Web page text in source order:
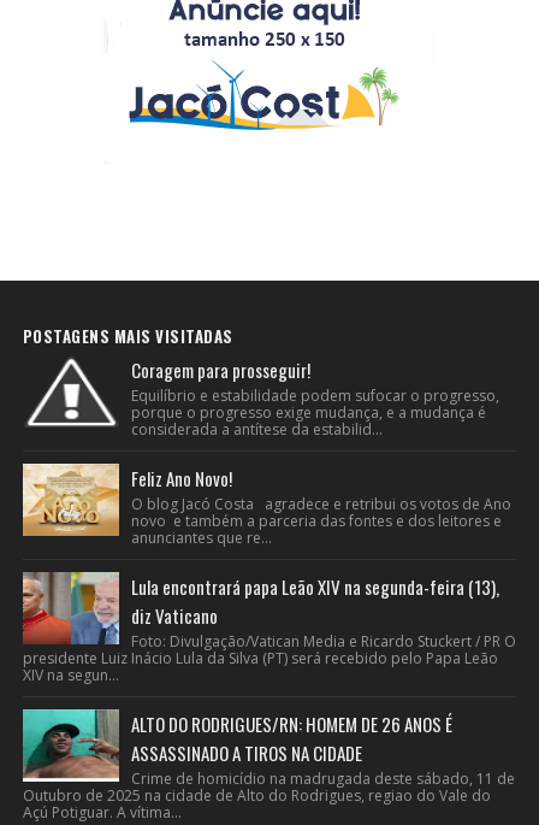
POSTAGENS MAIS VISITADAS
Coragem para prosseguir!
Equilíbrio e estabilidade podem sufocar o progresso,
porque o progresso exige mudança, e a mudança é
considerada a antítese da estabilid...
Feliz Ano Novo!
O blog Jacó Costa agradece e retribui os votos de Ano
novo e também a parceria das fontes e dos leitores e
anunciantes que re...
Lula encontrará papa Leão XIV na segunda-feira (13),
diz Vaticano
Foto: Divulgação/Vatican Media e Ricardo Stuckert / PR O
presidente Luiz Inácio Lula da Silva (PT) será recebido pelo Papa Leão
XIV na segun...
ALTO DO RODRIGUES/RN: HOMEM DE 26 ANOS É
ASSASSINADO A TIROS NA CIDADE
Crime de homicídio na madrugada deste sábado, 11 de
Outubro de 2025 na cidade de Alto do Rodrigues, regiao do Vale do
Açú Potiguar. A vítima...